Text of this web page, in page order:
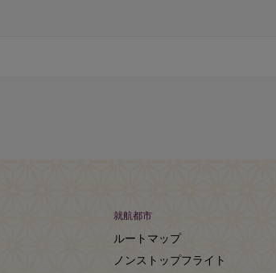
就航都市
ルートマップ
ノンストップフライト